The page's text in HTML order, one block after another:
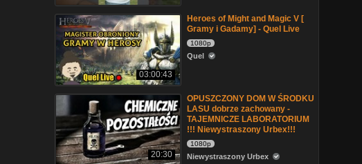
03:00:43
Heroes of Might and Magic V [
Gramy i Gadamy] - Quel Live
1080p
Quel
20:30
OPUSZCZONY DOM W ŚRODKU
LASU dobrze zachowany -
TAJEMNICZE LABORATORIUM
!!! Niewystraszony Urbex!!!
1080p
Niewystraszony Urbex